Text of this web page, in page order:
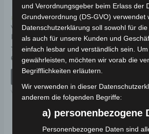
Kostenloser Versand
VM4 NEO VORDERER
KOTFLÜGELABDECKUNG
Bewertet
mit
0
69,00€ *
IN DEN WARENKORB
VM4 NEO
VM4
UNTERE
Bewertet
mit
39,00€ *
und Verordnungsgeber beim Erlass der
Grundverordnung (DS-GVO) verwendet
Datenschutzerklärung soll sowohl für
als auch für unsere Kunden und
einfach lesbar und verständlich sein.
gewährleisten, möchten wir vorab die
Begrifflichkeiten erläutern.
Wir verwenden in dieser
anderem die folgenden Begriffe:
a) personenbezogene
Personenbezogene Daten sind